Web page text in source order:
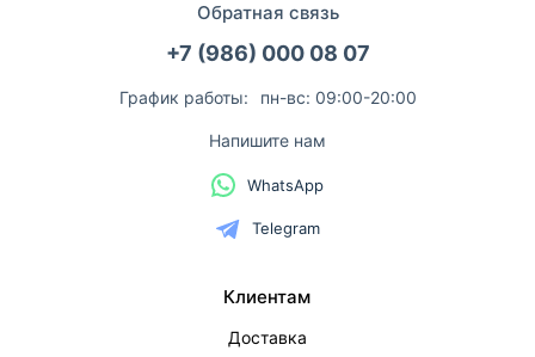
Обратная связь
+7 (986) 000 08 07
График работы: пн-вс: 09:00-20:00
Напишите нам
WhatsApp
Telegram
Клиентам
Доставка